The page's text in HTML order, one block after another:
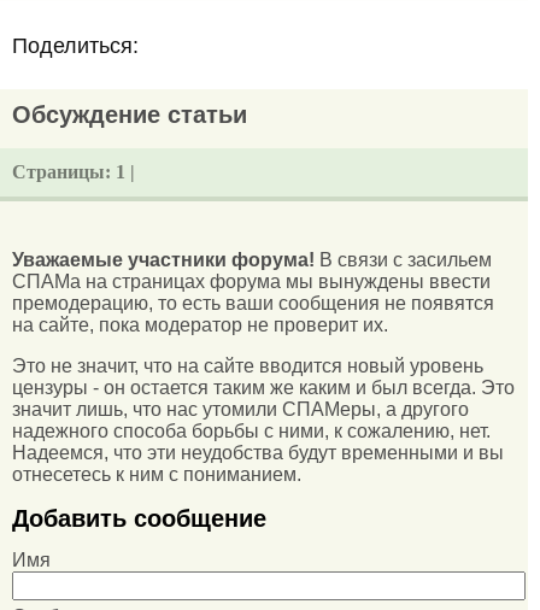
Поделиться:
Обсуждение статьи
Страницы: 1 |
Уважаемые участники форума! В связи с засильем
СПАМа на страницах форума мы вынуждены ввести
премодерацию, то есть ваши сообщения не появятся
на сайте, пока модератор не проверит их.
Это не значит, что на сайте вводится новый уровень
цензуры - он остается таким же каким и был всегда. Это
значит лишь, что нас утомили СПАМеры, а другого
надежного способа борьбы с ними, к сожалению, нет.
Надеемся, что эти неудобства будут временными и вы
отнесетесь к ним с пониманием.
Добавить сообщение
Имя